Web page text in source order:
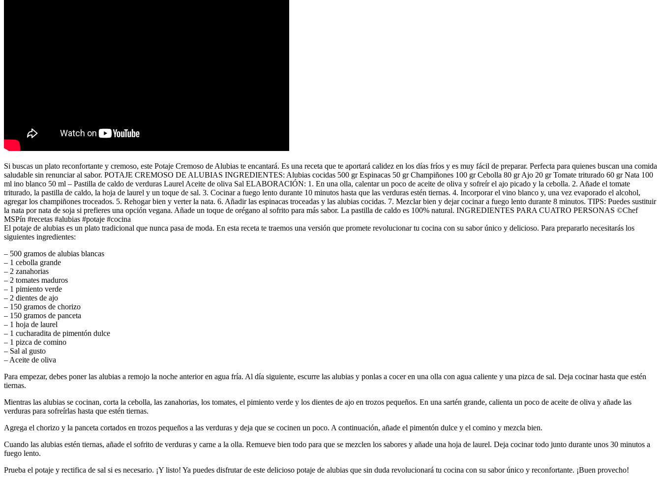
Si buscas un plato reconfortante y cremoso, este Potaje Cremoso de Alubias te encantará. Es una receta que te aportará calidez en los días fríos y es muy fácil de preparar. Perfecta para quienes buscan una comida
saludable sin renunciar al sabor. POTAJE CREMOSO DE ALUBIAS INGREDIENTES: Alubias cocidas 500 gr Espinacas 50 gr Champiñones 100 gr Cebolla 80 gr Ajo 20 gr Tomate triturado 60 gr Nata 100
ml ino blanco 50 ml – Pastilla de caldo de verduras Laurel Aceite de oliva Sal ELABORACIÓN: 1. En una olla, calentar un poco de aceite de oliva y sofreír el ajo picado y la cebolla. 2. Añade el tomate
triturado, la pastilla de caldo, la hoja de laurel y un toque de sal. 3. Cocinar a fuego lento durante 10 minutos hasta que las verduras estén tiernas. 4. Incorporar el vino blanco y, una vez evaporado el alcohol,
agregar los champiñones troceados. 5. Rehogar bien y verter la nata. 6. Añadir las espinacas troceadas y las alubias cocidas. 7. Mezclar bien y dejar cocinar a fuego lento durante 8 minutos. TIPS: Puedes sustituir
la nata por nata de soja si prefieres una opción vegana. Añade un toque de orégano al sofrito para más sabor. La pastilla de caldo es 100% natural. INGREDIENTES PARA CUATRO PERSONAS ©Chef
MSPín #recetas #alubias #potaje #cocina
El potaje de alubias es un plato tradicional que nunca pasa de moda. En esta receta te traemos una versión que promete revolucionar tu cocina con su sabor único y delicioso. Para prepararlo necesitarás los
siguientes ingredientes:
– 500 gramos de alubias blancas
– 1 cebolla grande
– 2 zanahorias
– 2 tomates maduros
– 1 pimiento verde
– 2 dientes de ajo
– 150 gramos de chorizo
– 150 gramos de panceta
– 1 hoja de laurel
– 1 cucharadita de pimentón dulce
– 1 pizca de comino
– Sal al gusto
– Aceite de oliva
Para empezar, debes poner las alubias a remojo la noche anterior en agua fría. Al día siguiente, escurre las alubias y ponlas a cocer en una olla con agua caliente y una pizca de sal. Deja cocinar hasta que estén
tiernas.
Mientras las alubias se cocinan, corta la cebolla, las zanahorias, los tomates, el pimiento verde y los dientes de ajo en trozos pequeños. En una sartén grande, calienta un poco de aceite de oliva y añade las
verduras para sofreírlas hasta que estén tiernas.
Agrega el chorizo y la panceta cortados en trozos pequeños a las verduras y deja que se cocinen un poco. A continuación, añade el pimentón dulce y el comino y mezcla bien.
Cuando las alubias estén tiernas, añade el sofrito de verduras y carne a la olla. Remueve bien todo para que se mezclen los sabores y añade una hoja de laurel. Deja cocinar todo junto durante unos 30 minutos a
fuego lento.
Prueba el potaje y rectifica de sal si es necesario. ¡Y listo! Ya puedes disfrutar de este delicioso potaje de alubias que sin duda revolucionará tu cocina con su sabor único y reconfortante. ¡Buen provecho!